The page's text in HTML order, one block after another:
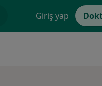
Giriş yap